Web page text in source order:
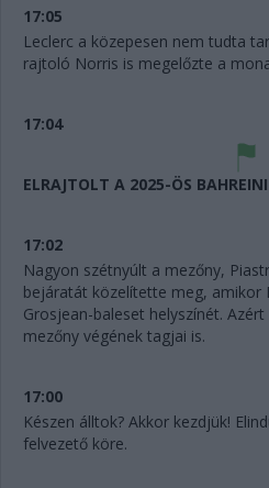
17:05
Leclerc a közepesen nem tudta
rajtoló Norris is megelőzte a
17:04
ELRAJTOLT A 2025-ÖS
17:02
Nagyon szétnyúlt a mezőny,
bejáratát közelítette meg, amikor
Grosjean-baleset helyszínét.
mezőny végének tagjai is.
17:00
Készen álltok? Akkor kezdjük!
felvezető köre.